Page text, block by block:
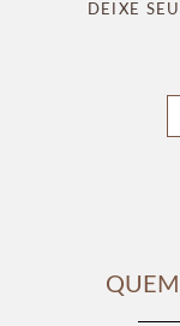
DEIXE